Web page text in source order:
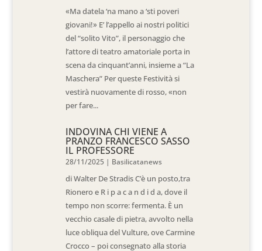
«Ma datela ‘na mano a ‘sti poveri
giovani!» E’ l’appello ai nostri politici
del “solito Vito”, il personaggio che
l’attore di teatro amatoriale porta in
scena da cinquant’anni, insieme a “La
Maschera” Per queste Festività si
vestirà nuovamente di rosso, «non
per fare...
INDOVINA CHI VIENE A
PRANZO FRANCESCO SASSO
IL PROFESSORE
28/11/2025 | Basilicatanews
di Walter De Stradis C’è un posto,tra
Rionero e R i p a c a n d i d a, dove il
tempo non scorre: fermenta. È un
vecchio casale di pietra, avvolto nella
luce obliqua del Vulture, ove Carmine
Crocco – poi consegnato alla storia